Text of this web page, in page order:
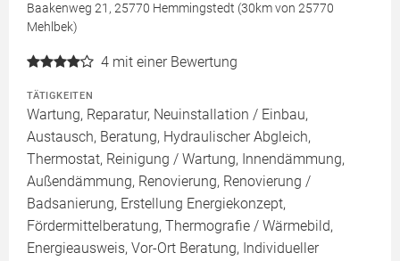
Baakenweg 21, 25770 Hemmingstedt (30km von 25770
Mehlbek)
4 mit einer Bewertung
TÄTIGKEITEN
Wartung, Reparatur, Neuinstallation / Einbau,
Austausch, Beratung, Hydraulischer Abgleich,
Thermostat, Reinigung / Wartung, Innendämmung,
Außendämmung, Renovierung, Renovierung /
Badsanierung, Erstellung Energiekonzept,
Fördermittelberatung, Thermografie / Wärmebild,
Energieausweis, Vor-Ort Beratung, Individueller